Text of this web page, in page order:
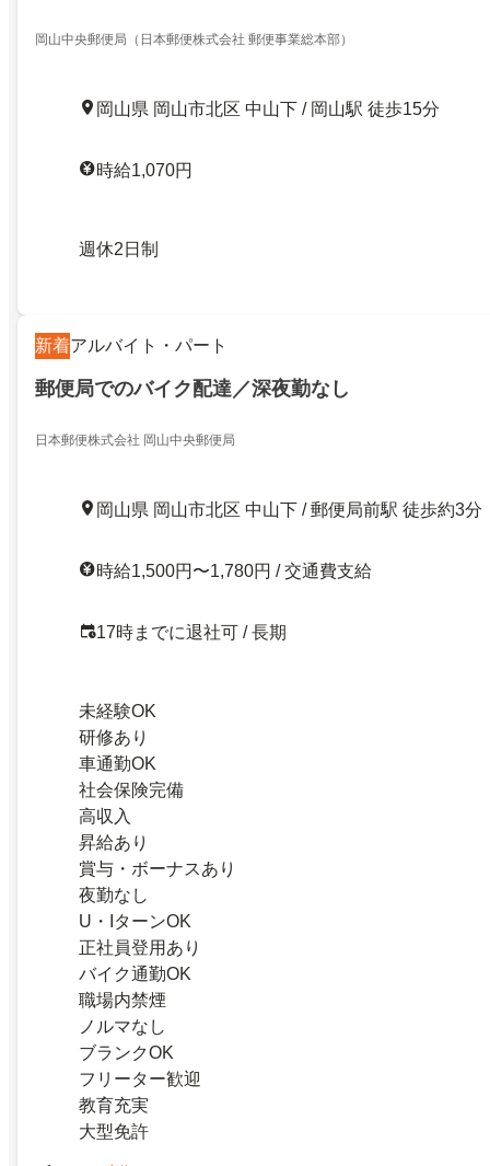
岡山中央郵便局（日本郵便株式会社 郵便事業総本部）
岡山県 岡山市北区 中山下 / 岡山駅 徒歩15分
時給1,070円
週休2日制
新着アルバイト・パート
郵便局でのバイク配達／深夜勤なし
日本郵便株式会社 岡山中央郵便局
岡山県 岡山市北区 中山下 / 郵便局前駅 徒歩約3分
時給1,500円〜1,780円 / 交通費支給
17時までに退社可 / 長期
未経験OK
研修あり
車通勤OK
社会保険完備
高収入
昇給あり
賞与・ボーナスあり
夜勤なし
U・IターンOK
正社員登用あり
バイク通勤OK
職場内禁煙
ノルマなし
ブランクOK
フリーター歓迎
教育充実
大型免許